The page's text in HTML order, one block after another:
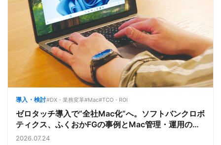
導入・検討#DX・業務変革#Mac#TCO・ROI
ゼロタッチ導入で“全社Mac化”へ。ソフトバンクロボ
ティクス、ふくおかFGの事例とMac管理・運用の強
み【今週のAppleビジネストレンド】
2026.07.24